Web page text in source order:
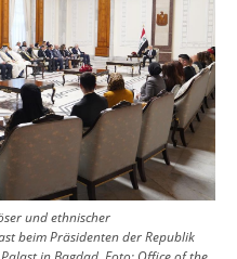
und ethnischer
beim Präsidenten der Republik